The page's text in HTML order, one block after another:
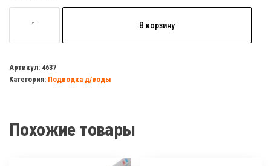
товара
д/
воды
г
В корзину
Артикул: 4637
Категория: Подводка д/воды
Похожие товары